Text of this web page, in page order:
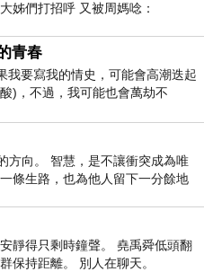
姊們打招呼 又被周媽唸：
青春
我要寫我的情史，可能會高潮迭起
)，不過，我可能也會萬劫不
還是被判了花心的罪
方向。 智慧，是不讓衝突成為唯
條生路，也為他人留下一分餘地
靜得只剩時鐘聲。 堯禹舜低頭翻
保持距離。 別人在聊天。